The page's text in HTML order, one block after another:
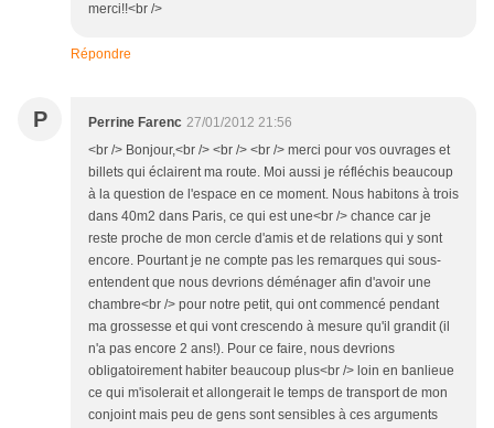
merci!!<br />
Répondre
P Perrine Farenc 27/01/2012 21:56
<br /> Bonjour,<br /> <br /> <br /> merci pour vos ouvrages et
billets qui éclairent ma route. Moi aussi je réfléchis beaucoup
à la question de l'espace en ce moment. Nous habitons à trois
dans 40m2 dans Paris, ce qui est une<br /> chance car je
reste proche de mon cercle d'amis et de relations qui y sont
encore. Pourtant je ne compte pas les remarques qui sous-
entendent que nous devrions déménager afin d'avoir une
chambre<br /> pour notre petit, qui ont commencé pendant
ma grossesse et qui vont crescendo à mesure qu'il grandit (il
n'a pas encore 2 ans!). Pour ce faire, nous devrions
obligatoirement habiter beaucoup plus<br /> loin en banlieue
ce qui m'isolerait et allongerait le temps de transport de mon
conjoint mais peu de gens sont sensibles à ces arguments